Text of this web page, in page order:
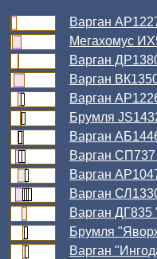
Варган
Мегахомус
Варган
Варган
Варган
Брумля
Варган
Варган
Варган
Варган
Варган ДГ835
Брумля
Варган